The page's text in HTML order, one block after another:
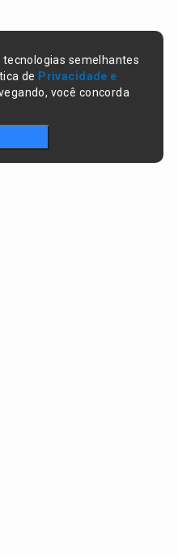
semelhantes
de Privacidade e
você concorda